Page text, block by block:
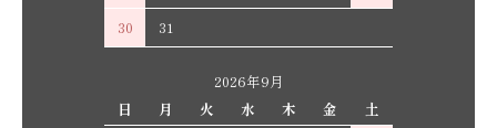
30
31
2026年9月
日
月 火 水 木 金
土